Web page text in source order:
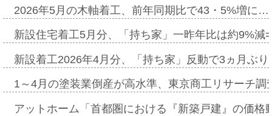
2026年5月の木軸着工、前年同期比で43・5%増に…
新設住宅着工5月分、「持ち家」一昨年比は約9%
新設着工2026年4月分、「持ち家」反動で3ヵ月ぶ
1～4月の塗装業倒産が高水準、東京商工リサーチ
アットホーム「首都圏における『新築戸建』の価